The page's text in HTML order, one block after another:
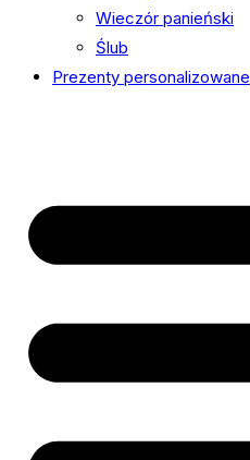
Wieczór panieński
Ślub
Prezenty personalizowane